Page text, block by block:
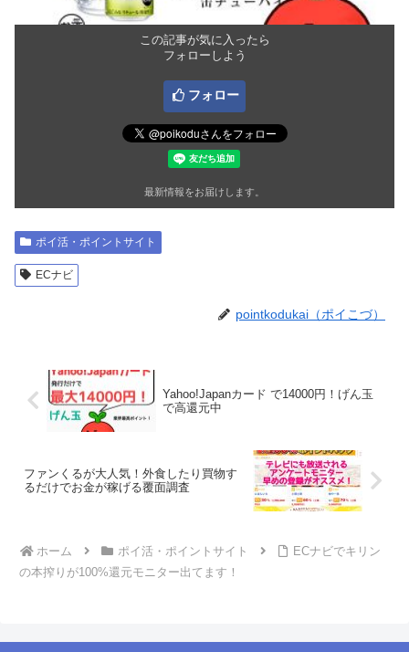
この記事が気に入ったら
フォローしよう
フォロー
最新情報をお届けします。
ポイ活・ポイントサイト
ECナビ
pointkodukai（ポイこづ）
Yahoo!Japanカード で14000円！げん玉
で高還元中
ファンくるが大人気！外食したり買物す
るだけでお金が稼げる覆面調査
ホーム ポイ活・ポイントサイト
ECナビでキリン
の本搾りが100%還元モニター出てます！